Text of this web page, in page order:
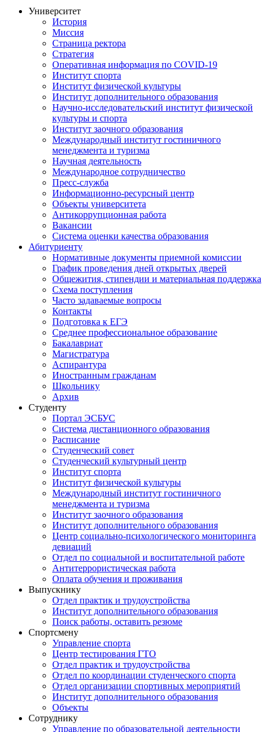
Университет
История
Миссия
Страница ректора
Стратегия
Оперативная информация по COVID-19
Институт спорта
Институт физической культуры
Институт дополнительного образования
Научно-исследовательский институт физической
культуры и спорта
Институт заочного образования
Международный институт гостиничного
менеджмента и туризма
Научная деятельность
Международное сотрудничество
Пресс-служба
Информационно-ресурсный центр
Объекты университета
Антикоррупционная работа
Вакансии
Система оценки качества образования
Абитуриенту
Нормативные документы приемной комиссии
График проведения дней открытых дверей
Общежития, стипендии и материальная поддержка
Схема поступления
Часто задаваемые вопросы
Контакты
Подготовка к ЕГЭ
Среднее профессиональное образование
Бакалавриат
Магистратура
Аспирантура
Иностранным гражданам
Школьнику
Архив
Студенту
Портал ЭСБУС
Система дистанционного образования
Расписание
Студенческий совет
Студенческий культурный центр
Институт спорта
Институт физической культуры
Международный институт гостиничного
менеджмента и туризма
Институт заочного образования
Институт дополнительного образования
Центр социально-психологического мониторинга
девиаций
Отдел по социальной и воспитательной работе
Антитеррористическая работа
Оплата обучения и проживания
Выпускнику
Отдел практик и трудоустройства
Институт дополнительного образования
Поиск работы, оставить резюме
Спортсмену
Управление спорта
Центр тестирования ГТО
Отдел практик и трудоустройства
Отдел по координации студенческого спорта
Отдел организации спортивных мероприятий
Институт дополнительного образования
Объекты
Сотруднику
Управление по образовательной деятельности